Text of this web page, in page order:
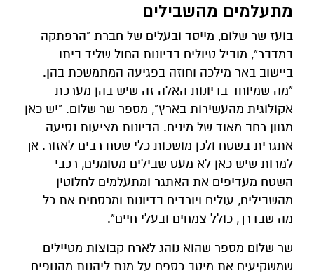
מתעלמים מהשבילים
בועז שר שלום, מייסד ובעלים של חברת "הרפתקה
במדבר", מוביל טיולים בדיונות החול שליד ביתו
ביישוב באר מילכה וחוזה בפגיעה המתמשכת בהן.
"מה שמיוחד בדיונות האלה זה שיש בהן מערכת
אקולוגית מהעשירות בארץ", מספר שר שלום. "יש כאן
מגוון רחב מאוד של מינים. הדיונות מציעות נסיעה
אתגרית בשטח ולכן מושכות כלי שטח רבים לאזור. אך
למרות שיש כאן לא מעט שבילים מסומנים, רכבי
השטח מעדיפים את האתגר ומתעלמים לחלוטין
מהשבילים, עולים ויורדים בדיונות ומכסחים את כל
מה שבדרך, כולל צמחים ובעלי חיים".
שר שלום מספר שהוא נוהג לארח קבוצות מטיילים
שמשקיעים את מיטב כספם על מנת ליהנות מהנופים